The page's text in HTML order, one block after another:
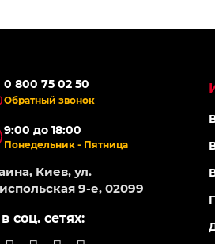
0 800 75 02 50
Обратный звонок
9:00 до 18:00
Понедельник - Пятница
Киев, ул.
9-е, 02099
соц. сетях: